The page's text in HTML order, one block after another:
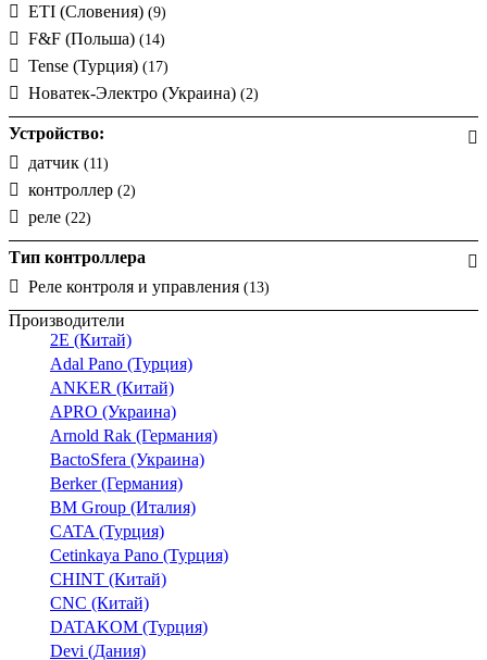
ETI (Словения) (9)
F&F (Польша) (14)
Tense (Турция) (17)
Новатек-Электро (Украина) (2)
Устройство:
датчик (11)
контроллер (2)
реле (22)
Тип контроллера
Реле контроля и управления (13)
Производители
2E (Китай)
Adal Pano (Турция)
ANKER (Китай)
APRO (Украина)
Arnold Rak (Германия)
BactoSfera (Украина)
Berker (Германия)
BM Group (Италия)
CATA (Турция)
Cetinkaya Pano (Турция)
CHINT (Китай)
CNC (Китай)
DATAKOM (Турция)
Devi (Дания)